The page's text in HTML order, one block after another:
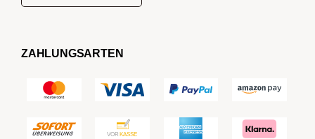
ZAHLUNGSARTEN